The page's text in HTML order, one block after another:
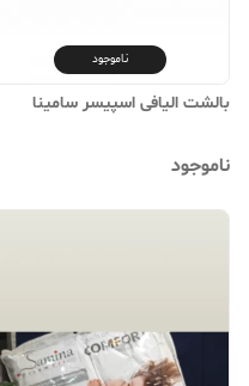
ناموجود
بالشت الیافی اسپیسر سامینا
ناموجود